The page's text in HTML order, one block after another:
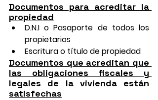
Documentos para acreditar la
propiedad
D.N.I o Pasaporte de todos los
propietarios
Escritura o título de propiedad
Documentos que acreditan que
las obligaciones fiscales y
legales de la vivienda están
satisfechas